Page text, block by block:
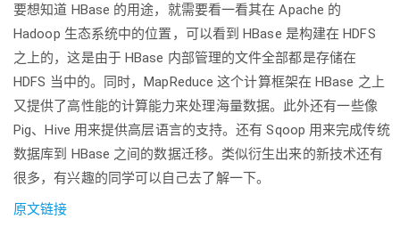
要想知道 HBase 的用途，就需要看一看其在 Apache 的
Hadoop 生态系统中的位置，可以看到 HBase 是构建在 HDFS
之上的，这是由于 HBase 内部管理的文件全部都是存储在
HDFS 当中的。同时，MapReduce 这个计算框架在 HBase 之上
又提供了高性能的计算能力来处理海量数据。此外还有一些像
Pig、Hive 用来提供高层语言的支持。还有 Sqoop 用来完成传统
数据库到 HBase 之间的数据迁移。类似衍生出来的新技术还有
很多，有兴趣的同学可以自己去了解一下。
原文链接